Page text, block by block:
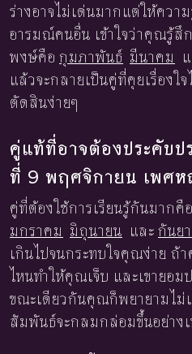
ร่างอาจไม่เด่นมากแต่ให้ควา
อารมณ์คนอื่น เข้าใจว่าคุณรู้สึ
พงษ์คือ กุมภาพันธ์ มีนาคม
แล้วจะกลายเป็นคู่ที่คุยเรื่อง
ตัดสินง่ายๆ
คู่แท้ที่อาจต้องประคับ
ที่ 9 พฤศจิกายน เพศ
คู่ที่ต้องใช้การเรียนรู้กันมากคื
มกราคม มิถุนายน และ กันย
เกินไปจนกระทบใจคุณง่าย ถ้
ไหนทำให้คุณเจ็บ และเขายอม
ขณะเดียวกันคุณก็พยายามไม่
สัมพันธ์จะกลมกล่อมขึ้นอย่าง